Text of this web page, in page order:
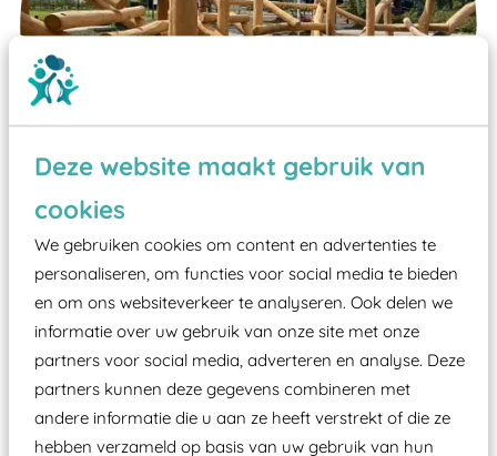
Deze website maakt gebruik van
cookies
We gebruiken cookies om content en advertenties te
personaliseren, om functies voor social media te bieden
en om ons websiteverkeer te analyseren. Ook delen we
informatie over uw gebruik van onze site met onze
partners voor social media, adverteren en analyse. Deze
partners kunnen deze gegevens combineren met
andere informatie die u aan ze heeft verstrekt of die ze
hebben verzameld op basis van uw gebruik van hun
Wist je dat:
Vanaf een valhoogte van 1,5 meter een speciale
valondergrond onder speeltoestellen verplicht is
zoals kunstgras, rubber tegels of boomschors?
Elk speeltoestel in de openbare ruimte voorzien